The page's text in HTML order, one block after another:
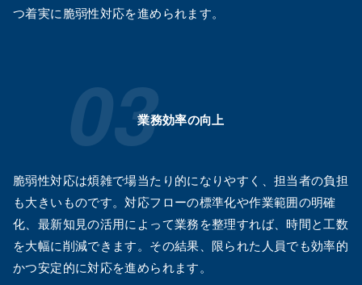
つ着実に脆弱性対応を進められます。
業務効率の向上
脆弱性対応は煩雑で場当たり的になりやすく、担当者の負担
も大きいものです。対応フローの標準化や作業範囲の明確
化、最新知見の活用によって業務を整理すれば、時間と工数
を大幅に削減できます。その結果、限られた人員でも効率的
かつ安定的に対応を進められます。